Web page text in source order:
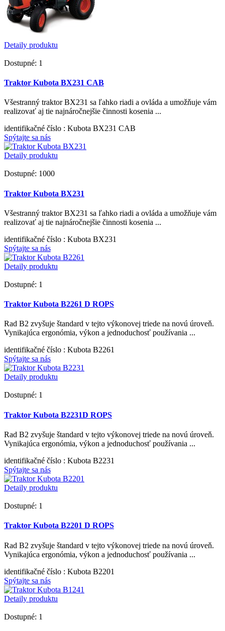
Detaily produktu
Dostupné: 1
Traktor Kubota BX231 CAB
Všestranný traktor BX231 sa ľahko riadi a ovláda a umožňuje vám
realizovať aj tie najnáročnejšie činnosti kosenia ...
identifikačné číslo : Kubota BX231 CAB
Spýtajte sa nás
Detaily produktu
Dostupné: 1000
Traktor Kubota BX231
Všestranný traktor BX231 sa ľahko riadi a ovláda a umožňuje vám
realizovať aj tie najnáročnejšie činnosti kosenia ...
identifikačné číslo : Kubota BX231
Spýtajte sa nás
Detaily produktu
Dostupné: 1
Traktor Kubota B2261 D ROPS
Rad B2 zvyšuje štandard v tejto výkonovej triede na novú úroveň.
Vynikajúca ergonómia, výkon a jednoduchosť používania ...
identifikačné číslo : Kubota B2261
Spýtajte sa nás
Detaily produktu
Dostupné: 1
Traktor Kubota B2231D ROPS
Rad B2 zvyšuje štandard v tejto výkonovej triede na novú úroveň.
Vynikajúca ergonómia, výkon a jednoduchosť používania ...
identifikačné číslo : Kubota B2231
Spýtajte sa nás
Detaily produktu
Dostupné: 1
Traktor Kubota B2201 D ROPS
Rad B2 zvyšuje štandard v tejto výkonovej triede na novú úroveň.
Vynikajúca ergonómia, výkon a jednoduchosť používania ...
identifikačné číslo : Kubota B2201
Spýtajte sa nás
Detaily produktu
Dostupné: 1